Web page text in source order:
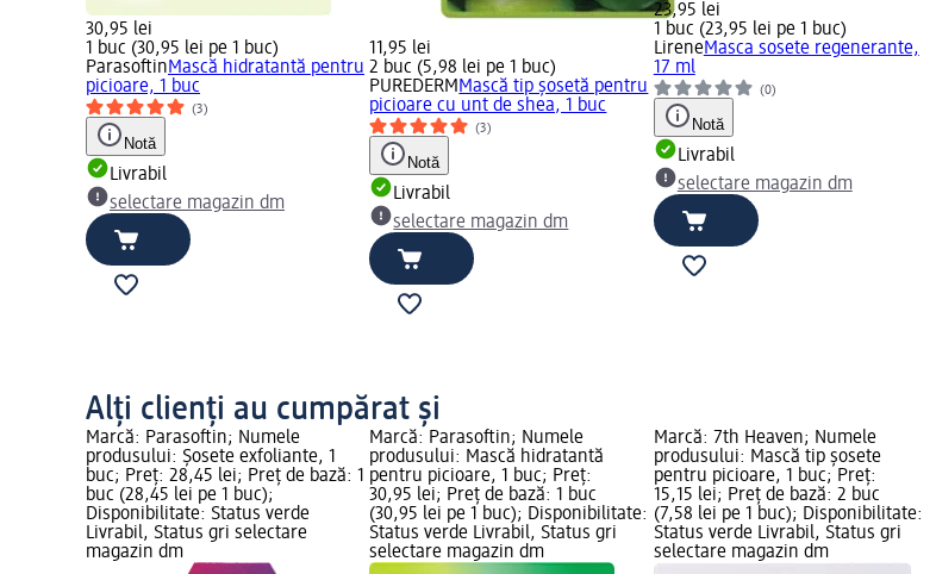
30,95 lei
1 buc (30,95 lei pe 1 buc)
ParasoftinMască hidratantă pentru
picioare, 1 buc
(3)
Notă
Livrabil
selectare magazin dm
11,95 lei
2 buc (5,98 lei pe 1 buc)
PUREDERM Mască tip șosetă pentru
picioare cu unt de shea, 1 buc
(3)
Notă
Livrabil
selectare magazin dm
23,95 lei
1 buc (23,95 lei pe 1 buc)
LireneMasca sosete regenerante,
17 ml
(0)
Notă
Livrabil
selectare magazin dm
Alți clienți au cumpărat și
Marcă: Parasoftin; Numele
produsului: Șosete exfoliante, 1
buc; Preț: 28,45 lei; Preț de bază: 1
buc (28,45 lei pe 1 buc);
Disponibilitate: Status verde
Livrabil, Status gri selectare
magazin dm
Marcă: Parasoftin; Numele
produsului: Mască hidratantă
pentru picioare, 1 buc; Preț:
30,95 lei; Preț de bază: 1 buc
(30,95 lei pe 1 buc); Disponibilitate:
Status verde Livrabil, Status gri
selectare magazin dm
Marcă: 7th Heaven; Numele
produsului: Mască tip șosete
pentru picioare, 1 buc; Preț:
15,15 lei; Preț de bază: 2 buc
(7,58 lei pe 1 buc); Disponibilitate:
Status verde Livrabil, Status gri
selectare magazin dm